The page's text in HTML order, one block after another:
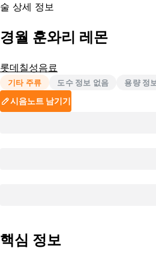
술 상세 정보
경월 훈와리 레몬
롯데칠성음료
기타 주류 도수 정보 없음 용량 정
시음노트 남기기
핵심 정보